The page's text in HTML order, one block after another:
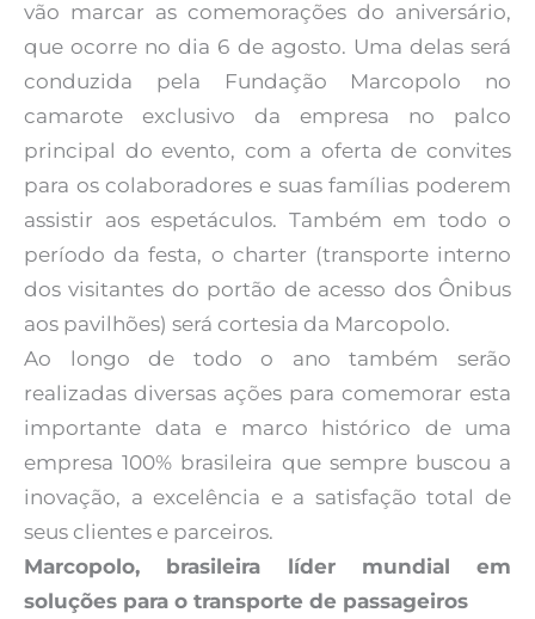
vão marcar as comemorações do aniversário,
que ocorre no dia 6 de agosto. Uma delas será
conduzida pela Fundação Marcopolo no
camarote exclusivo da empresa no palco
principal do evento, com a oferta de convites
para os colaboradores e suas famílias poderem
assistir aos espetáculos. Também em todo o
período da festa, o charter (transporte interno
dos visitantes do portão de acesso dos Ônibus
aos pavilhões) será cortesia da Marcopolo.
Ao longo de todo o ano também serão
realizadas diversas ações para comemorar esta
importante data e marco histórico de uma
empresa 100% brasileira que sempre buscou a
inovação, a excelência e a satisfação total de
seus clientes e parceiros.
Marcopolo, brasileira líder mundial em
soluções para o transporte de passageiros